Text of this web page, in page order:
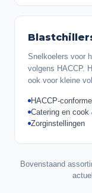
Snelkoelers voor
volgens HACCP.
ook voor kleine
HACCP-
Catering en cook
Zorginstellingen
Bovenstaand